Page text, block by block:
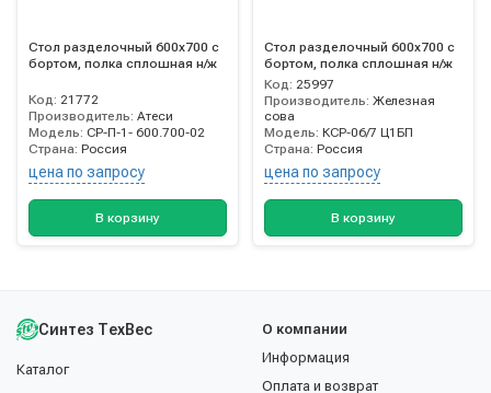
Стол разделочный 600х700 с
бортом, полка сплошная н/ж
Код: 21772
Производитель: Атеси
Модель: СР-П-1- 600.700-02
Страна: Россия
цена по запросу
В корзину
Стол разделочный 600х700 с
бортом, полка сплошная н/ж
Код: 25997
Производитель: Железная
сова
Модель: КСР-06/7 Ц1БП
Страна: Россия
цена по запросу
В корзину
Синтез ТехВес
Каталог
О компании
Информация
Оплата и возврат